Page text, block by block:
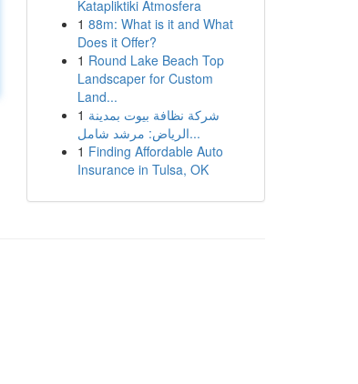
Katapliktiki Atmosfera
1 88m: What is it and What
Does it Offer?
1 Round Lake Beach Top
Landscaper for Custom
Land...
1 شركة نظافة بيوت بمدينة
الرياض: مرشد شامل...
1 Finding Affordable Auto
Insurance in Tulsa, OK